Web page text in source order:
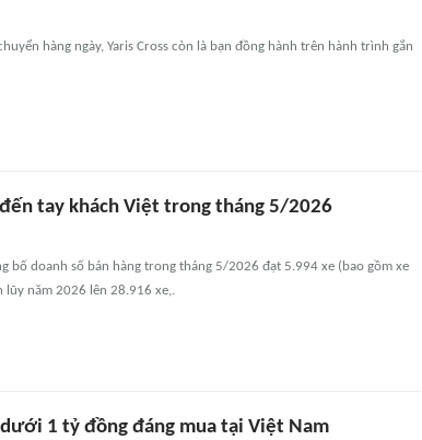
hàng ngày, Yaris Cross còn là bạn đồng hành trên hành trình gắn
tay khách Việt trong tháng 5/2026
bố doanh số bán hàng trong tháng 5/2026 đạt 5.994 xe (bao gồm xe
lũy năm 2026 lên 28.916 xe,.
1 tỷ đồng đáng mua tại Việt Nam